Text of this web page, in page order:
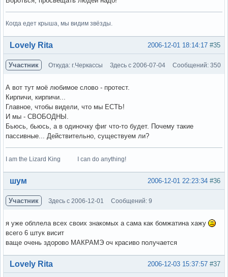
Когда едет крыша, мы видим звёзды.
Вне форума #35
2006-12-01 18:14:17
Lovely Rita
Участник Откуда: г.Черкассы Здесь с 2006-07-04 Сообщений: 350
А вот тут моё любимое слово - протест.
Кирпичи, кирпичи...
Главное, чтобы видели, что мы ЕСТЬ!
И мы - СВОБОДНЫ.
Бьюсь, бьюсь, а в одиночку фиг что-то будет. Почему такие
пассивные... Действительно, существуем ли?
I am the Lizard King I can do anything!
Вне форума #36
2006-12-01 22:23:34
шум
Участник Здесь с 2006-12-01 Сообщений: 9
я уже обплела всех своих знакомых а сама как бомжатина хажу
всего 6 штук висит
ваще очень здорово МАКРАМЭ оч красиво получается
Вне форума #37
2006-12-03 15:37:57
Lovely Rita